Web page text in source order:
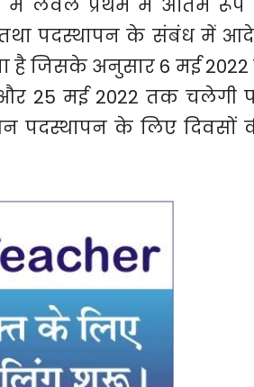
तथा पदस्थापन के संबंध में
है जिसके अनुसार 6 मई
और 25 मई 2022 तक चलेगी
पदस्थापन के लिए दिवसों